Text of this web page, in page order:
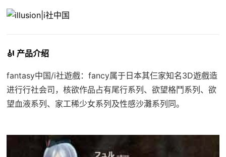
🎻 产品介绍
fantasy中国/i社遊戲：fancy属于日本其仨家知名3D遊戲造
进行行社会司，核欲作品占有尾行系列、欲望格鬥系列、欲
望血液系列、家工稀少女系列及性感沙灘系列同。